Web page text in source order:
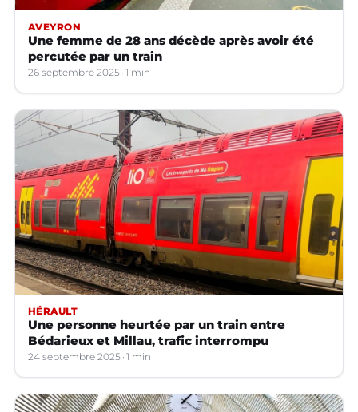
AVEYRON
Une femme de 28 ans décède après avoir été
percutée par un train
26 septembre 2025 1 min
HÉRAULT
Une personne heurtée par un train entre
Bédarieux et Millau, trafic interrompu
24 septembre 2025 1 min